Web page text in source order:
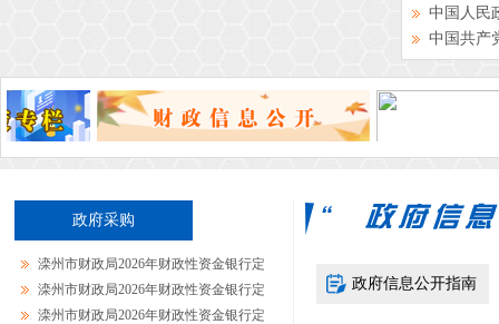
中国人民
中国共产
雷庄镇队
排查处置
滦州市响
政府采购
滦州市财政局2026年财政性资金银行定
期...
2026-07-27
滦州市财政局2026年财政性资金银行定
期...
滦州市财政局2026年财政性资金银行定
政府信息公开指南